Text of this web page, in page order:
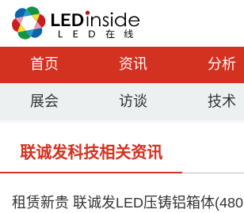
首页 资讯 分析
展会 访谈 技术
联诚发科技相关资讯
租赁新贵 联诚发LED压铸铝箱体(480